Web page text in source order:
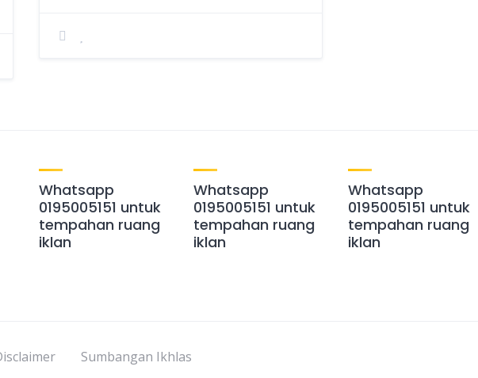
Whatsapp
0195005151 untuk
tempahan ruang
iklan
Whatsapp
0195005151 untuk
tempahan ruang
iklan
Whatsapp
0195005151 untuk
tempahan ruang
iklan
Sumbangan Ikhlas